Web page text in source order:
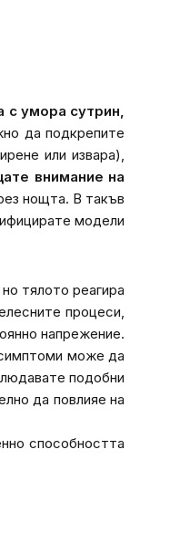
с умора сутрин,
да подкрепите
или извара),
внимание на
нощта. В такъв
модели
тялото реагира
процеси,
напрежение.
може да
подобни
да повлияе на
способността